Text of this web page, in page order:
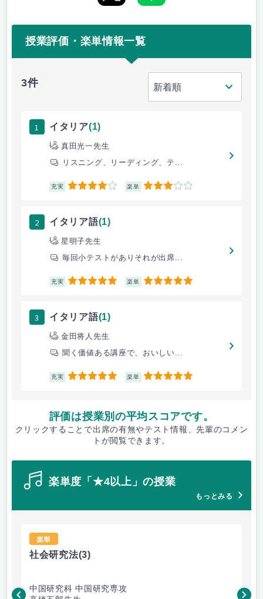
授業評価・楽単情報一覧
3件
1 イタリア(1)
真田光一先生
リスニング、リーディング、テ...
充実 4 楽単 3
2 イタリア語(1)
星明子先生
毎回小テストがありそれが出席...
充実 5 楽単 5
3 イタリア語(1)
金田将人先生
聞く価値ある講座で、おいしい...
充実 5 楽単 5
評価は授業別の平均スコアです。
クリックすることで出席の有無やテスト情報、先輩のコメン
トが閲覧できます。
楽単度「★4以上」の授業
もっとみる
楽単
社会研究法(3)
中国研究科 中国研究専攻